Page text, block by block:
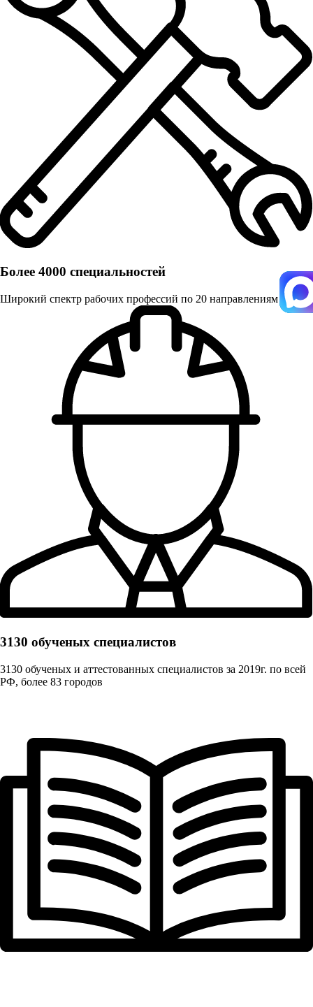
Более 4000 специальностей
Широкий спектр рабочих профессий по 20 направлениям
3130 обученых cпециалистов
3130 обученых и аттестованных специалистов за 2019г. по всей
РФ, более 83 городов